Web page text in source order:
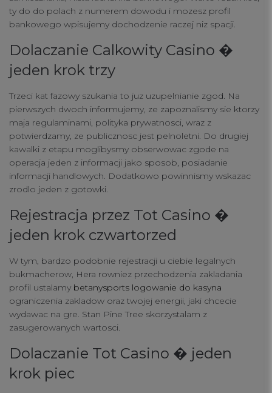
ty do do polach z numerem dowodu i mozesz profil
bankowego wpisujemy dochodzenie raczej niz spacji.
Dolaczanie Calkowity Casino �
jeden krok trzy
Trzeci kat fazowy szukania to juz uzupelnianie zgod. Na
pierwszych dwoch informujemy, ze zapoznalismy sie ktorzy
maja regulaminami, polityka prywatnosci, wraz z
potwierdzamy, ze publicznosc jest pelnoletni. Do drugiej
kawalki z etapu moglibysmy obserwowac zgode na
operacja jeden z informacji jako sposob, posiadanie
informacji handlowych. Dodatkowo powinnismy wskazac
zrodlo jeden z gotowki.
Rejestracja przez Tot Casino �
jeden krok czwartorzed
W tym, bardzo podobnie rejestracji u ciebie legalnych
bukmacherow, Hera rowniez przechodzenia zakladania
profil ustalamy betanysports logowanie do kasyna
ograniczenia zakladow oraz twojej energii, jaki chcecie
wydawac na gre. Stan Pine Tree skorzystalam z
zasugerowanych wartosci.
Dolaczanie Tot Casino � jeden
krok piec
connect